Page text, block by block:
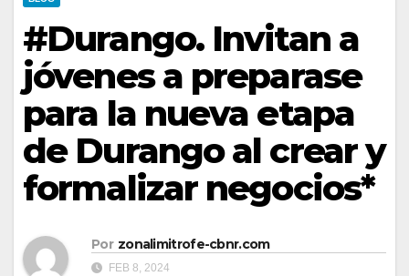
#Durango. Invitan a
jóvenes a preparase
para la nueva etapa
de Durango al crear y
formalizar negocios*
Por zonalimitrofe-cbnr.com
FEB 8, 2024